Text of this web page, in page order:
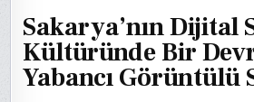
Sakarya’nın Dijital
Kültüründe Bir
Yabancı Görüntülü